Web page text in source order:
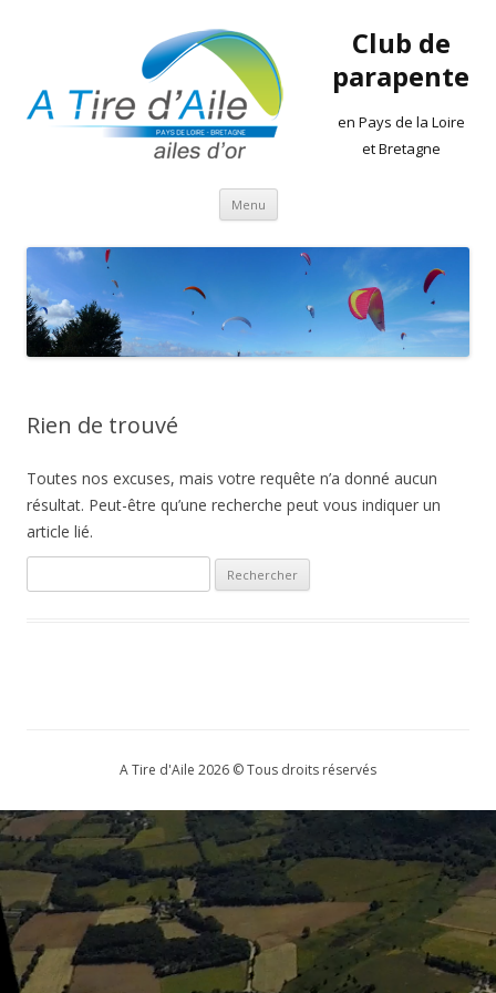
Club de
parapente
en Pays de la Loire
et Bretagne
Menu Aller
contenu
Rien de trouvé
Toutes nos excuses, mais votre requête n’a donné aucun
résultat. Peut-être qu’une recherche peut vous indiquer un
article lié.
A Tire d'Aile 2026 © Tous droits réservés